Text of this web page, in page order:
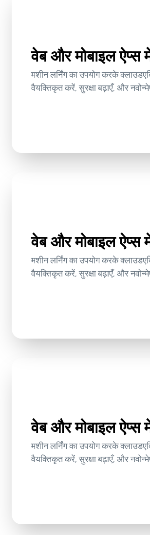
वेब और मोबाइल ऐप्स
मशीन लर्निंग का उपयोग करके
वैयक्तिकृत करें, सुरक्षा बढ़ाएँ, और
वेब और मोबाइल ऐप्स
मशीन लर्निंग का उपयोग करके
वैयक्तिकृत करें, सुरक्षा बढ़ाएँ, और
वेब और मोबाइल ऐप्स
मशीन लर्निंग का उपयोग करके
वैयक्तिकृत करें, सुरक्षा बढ़ाएँ, और